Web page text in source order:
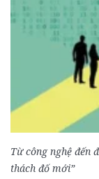
Từ công nghệ đến
thách đố mới”